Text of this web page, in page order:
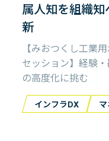
属人知を組織
新
【みおつくし工業
セッション】経験
の高度化に挑む
インフラDX